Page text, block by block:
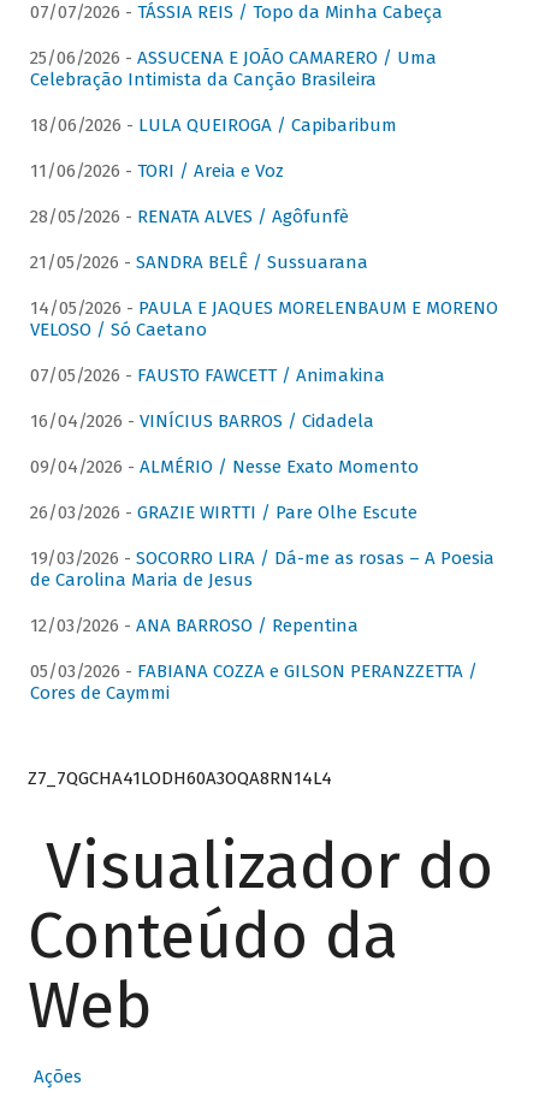
07/07/2026 - TÁSSIA REIS / Topo da Minha Cabeça
25/06/2026 - ASSUCENA E JOÃO CAMARERO / Uma
Celebração Intimista da Canção Brasileira
18/06/2026 - LULA QUEIROGA / Capibaribum
11/06/2026 - TORI / Areia e Voz
28/05/2026 - RENATA ALVES / Agôfunfè
21/05/2026 - SANDRA BELÊ / Sussuarana
14/05/2026 - PAULA E JAQUES MORELENBAUM E MORENO
VELOSO / Só Caetano
07/05/2026 - FAUSTO FAWCETT / Animakina
16/04/2026 - VINÍCIUS BARROS / Cidadela
09/04/2026 - ALMÉRIO / Nesse Exato Momento
26/03/2026 - GRAZIE WIRTTI / Pare Olhe Escute
19/03/2026 - SOCORRO LIRA / Dá-me as rosas – A Poesia
de Carolina Maria de Jesus
12/03/2026 - ANA BARROSO / Repentina
05/03/2026 - FABIANA COZZA e GILSON PERANZZETTA /
Cores de Caymmi
Z7_7QGCHA41LODH60A3OQA8RN14L4
Visualizador do
Conteúdo da
Web
Ações